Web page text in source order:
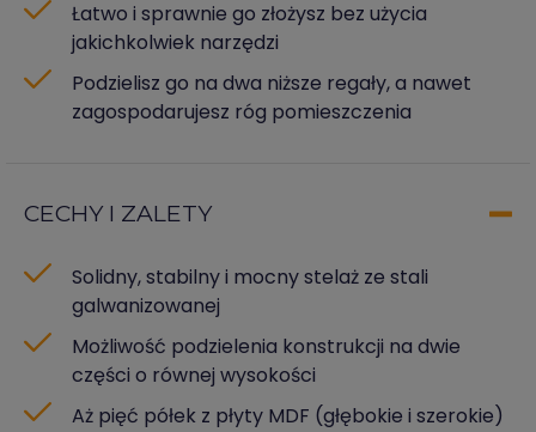
Łatwo i sprawnie go złożysz bez użycia
jakichkolwiek narzędzi
Podzielisz go na dwa niższe regały, a nawet
zagospodarujesz róg pomieszczenia
CECHY I ZALETY
Solidny, stabilny i mocny stelaż ze stali
galwanizowanej
Możliwość podzielenia konstrukcji na dwie
części o równej wysokości
Aż pięć półek z płyty MDF (głębokie i szerokie)